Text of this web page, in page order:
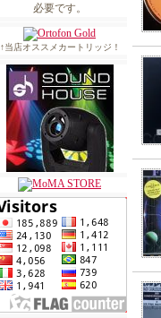
必要です。
↑当店オススメカートリッジ！